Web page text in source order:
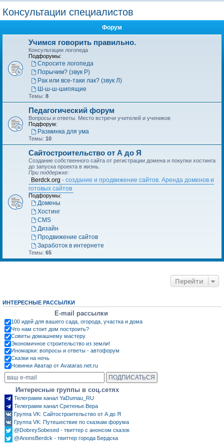
Консультации специалистов
Форум
Учимся говорить правильно.
Консультации логопеда
Подфорумы:
Спросите логопеда
Порычим? (звук Р)
Рак или все-таки лак? (звук Л)
Ш-ш-ш-шипящие
Темы: 8
Педагогический форум
Вопросы и ответы. Место встречи учителей и учеников
Подфорум:
Разминка для ума
Темы: 10
Сайтостроительство от А до Я
Создание собственного сайта от регистрации домена и покупки хостинга
до запуска проекта в жизнь.
При поддержке:
Berdck.org - создание и продвижение сайтов. Аренда доменов и
готовых сайтов
Подфорумы:
Домены
Хостинг
CMS
Дизайн
Продвижение сайтов
Заработок в интернете
Темы: 65
Перейти
ИНТЕРЕСНЫЕ РАССЫЛКИ
E-mail рассылки
100 идей для вашего сада, огорода, участка и дома
Что нам стоит дом построить?
Советы домашнему мастеру
Экономичное строительство из земли!
Иномарки: вопросы и ответы - автофорум
Сказки на ночь
Новинки Аватар от Avataras.net.ru
Интересные группы в соц.сетях
Телеграмм канал YaDumau_RU
Телеграмм канал Сретенье.Вера
Группа VK: Сайтостроительство от А до Я
Группа VK: Путешествие по сказкам форума
@DobreySobesed - твиттер с анонсом сказок
@AnonsBerdck - твиттер города Бердска